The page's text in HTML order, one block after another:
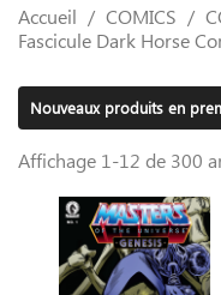
Accueil COMICS
Fascicule Dark Horse
Nouveaux produits en
Affichage 1-12 de 300